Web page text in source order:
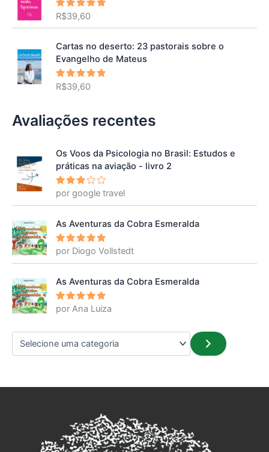
Avaliação
de 5
R$39,60
Cartas no deserto: 23 pastorais sobre o
Evangelho de Mateus
Avaliação
de 5
R$39,60
Avaliações recentes
Os Voos da Psicologia no Brasil: Estudos e
práticas na aviação - livro 2
Avalia
ção3
por google travel
As Aventuras da Cobra Esmeralda
Avaliação
5
por Diogo Vollstedt
As Aventuras da Cobra Esmeralda
Avaliação
5
por Ana Luiza